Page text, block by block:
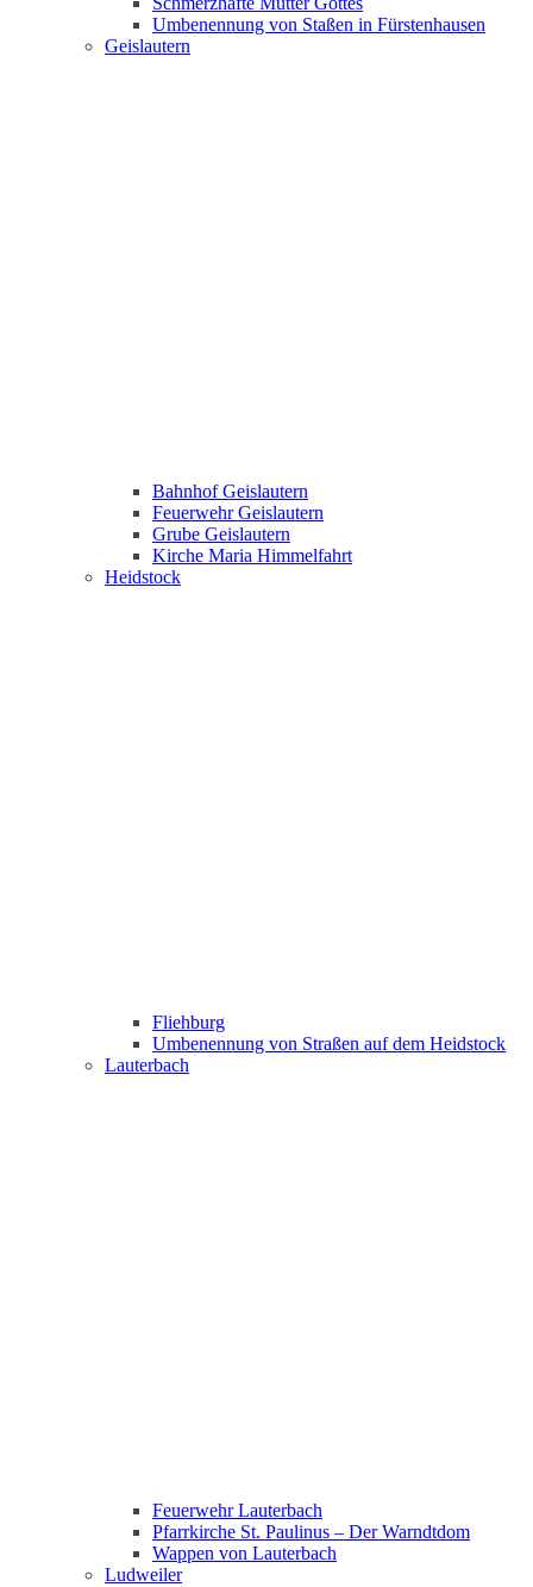
Umbenennung von Staßen in Fürstenhausen
Geislautern
Bahnhof Geislautern
Feuerwehr Geislautern
Grube Geislautern
Kirche Maria Himmelfahrt
Heidstock
Fliehburg
Umbenennung von Straßen auf dem Heidstock
Lauterbach
Feuerwehr Lauterbach
Pfarrkirche St. Paulinus – Der Warndtdom
Wappen von Lauterbach
Ludweiler